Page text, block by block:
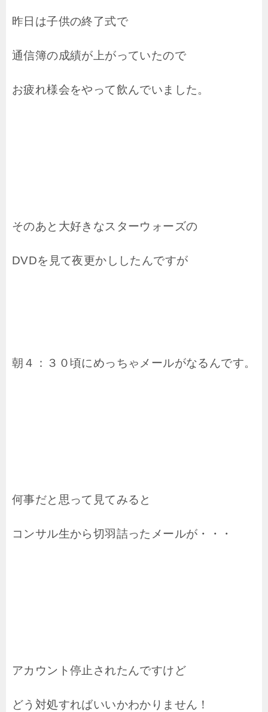
昨日は子供の終了式で
通信簿の成績が上がっていたので
お疲れ様会をやって飲んでいました。
そのあと大好きなスターウォーズの
DVDを見て夜更かししたんですが
朝４：３０頃にめっちゃメールがなるんです。
何事だと思って見てみると
コンサル生から切羽詰ったメールが・・・
アカウント停止されたんですけど
どう対処すればいいかわかりません！